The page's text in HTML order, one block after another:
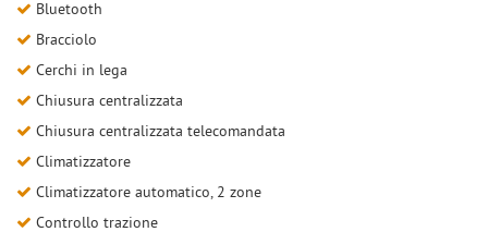
Bluetooth
Bracciolo
Cerchi in lega
Chiusura centralizzata
Chiusura centralizzata telecomandata
Climatizzatore
Climatizzatore automatico, 2 zone
Controllo trazione